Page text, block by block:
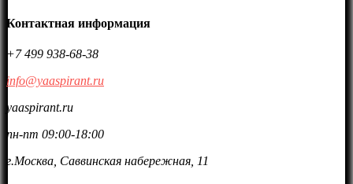
Контактная информация
+7 499 938-68-38
info@yaaspirant.ru
yaaspirant.ru
пн-пт 09:00-18:00
г.Москва, Саввинская набережная, 11